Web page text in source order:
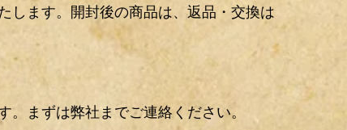
します。開封後の商品は、返品・交換は
まずは弊社までご連絡ください。